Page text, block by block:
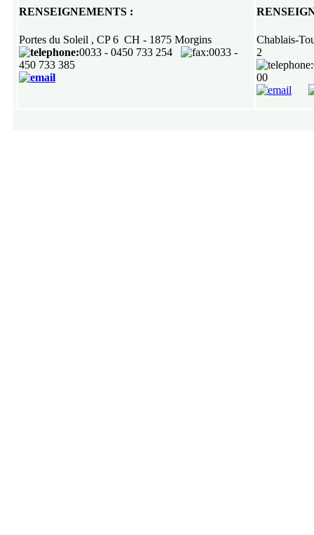
RENSEIGNEMENTS :
Portes du Soleil , CP 6 CH - 1875 Morgins
:0033 - 0450 733 254
:0033 -
450 733 385
Chablais-
2
00